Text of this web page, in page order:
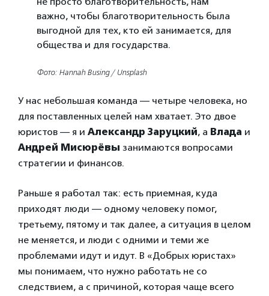
важно, чтобы благотворительность была
выгодной для тех, кто ей занимается, для
общества и для государства.
Фото: Hannah Busing / Unsplash
У нас небольшая команда — четыре человека, но
для поставленных целей нам хватает. Это двое
юристов — я и Александр Заруцкий, а Влада и
Андрей Мисюрёвы занимаются вопросами
стратегии и финансов.
Раньше я работал так: есть приемная, куда
приходят люди — одному человеку помог,
третьему, пятому и так далее, а ситуация в целом
не меняется, и люди с одними и теми же
проблемами идут и идут. В «Добрых юристах»
мы понимаем, что нужно работать не со
следствием, а с причиной, которая чаще всего